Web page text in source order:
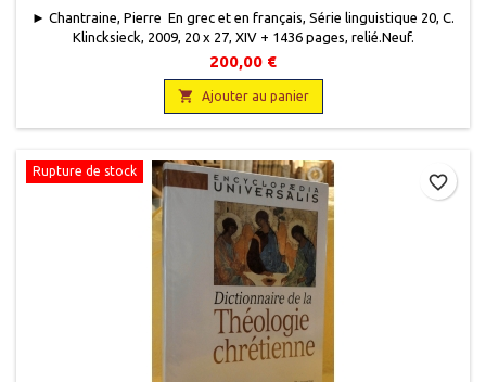
► Chantraine, Pierre En grec et en français, Série linguistique 20, C.
Klincksieck, 2009, 20 x 27, XIV + 1436 pages, relié.Neuf.
9782252036815
200,00 €
 Ajouter au panier
Rupture de stock
favorite_border